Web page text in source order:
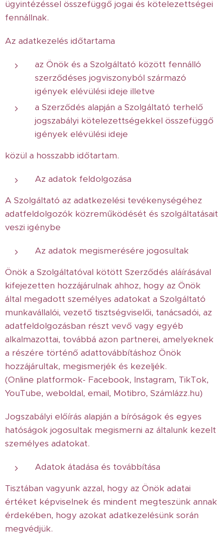
ügyintézéssel összefüggő jogai és kötelezettségei
fennállnak.
Az adatkezelés időtartama
az Önök és a Szolgáltató között fennálló
szerződéses jogviszonyból származó
igények elévülési ideje illetve
a Szerződés alapján a Szolgáltató terhelő
jogszabályi kötelezettségekkel összefüggő
igények elévülési ideje
közül a hosszabb időtartam.
Az adatok feldolgozása
A Szolgáltató az adatkezelési tevékenységéhez
adatfeldolgozók közreműködését és szolgáltatásait
veszi igénybe
Az adatok megismerésére jogosultak
Önök a Szolgáltatóval kötött Szerződés aláírásával
kifejezetten hozzájárulnak ahhoz, hogy az Önök
által megadott személyes adatokat a Szolgáltató
munkavállalói, vezető tisztségviselői, tanácsadói, az
adatfeldolgozásban részt vevő vagy egyéb
alkalmazottai, továbbá azon partnerei, amelyeknek
a részére történő adattovábbításhoz Önök
hozzájárultak, megismerjék és kezeljék.
(Online platformok- Facebook, Instagram, TikTok,
YouTube, weboldal, email, Motibro, Számlázz.hu)
Jogszabályi előírás alapján a bíróságok és egyes
hatóságok jogosultak megismerni az általunk kezelt
személyes adatokat.
Adatok átadása és továbbítása
Tisztában vagyunk azzal, hogy az Önök adatai
értéket képviselnek és mindent megteszünk annak
érdekében, hogy azokat adatkezelésünk során
megvédjük.